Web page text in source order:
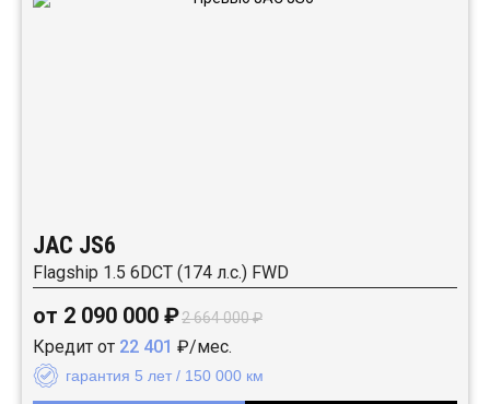
JAC JS6
Flagship 1.5 6DCT (174 л.с.) FWD
от 2 090 000 ₽2 664 000 ₽
Кредит от 22 401 ₽/мес.
гарантия 5 лет / 150 000 км